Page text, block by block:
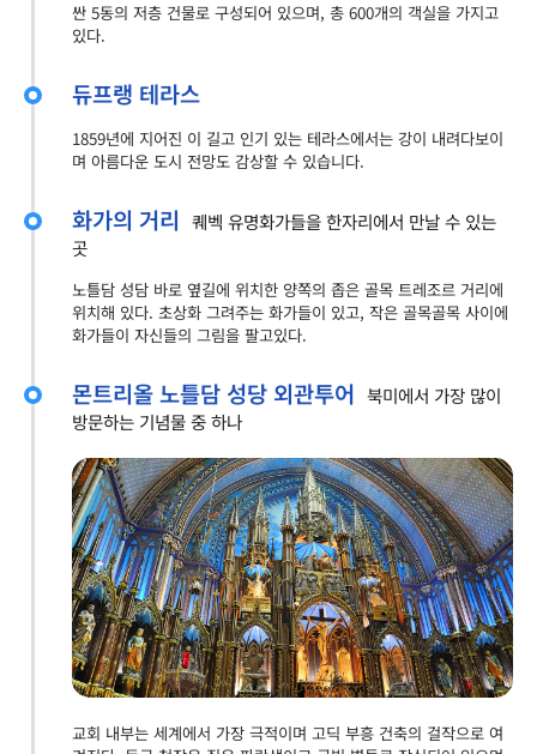
싼 5동의 저층 건물로 구성되어 있으며, 총 600개의 객실을 가지고
있다.
듀프랭 테라스
1859년에 지어진 이 길고 인기 있는 테라스에서는 강이 내려다보이
며 아름다운 도시 전망도 감상할 수 있습니다.
화가의 거리 퀘벡 유명화가들을 한자리에서 만날 수 있는
곳
노틀담 성담 바로 옆길에 위치한 양쪽의 좁은 골목 트레조르 거리에
위치해 있다. 초상화 그려주는 화가들이 있고, 작은 골목골목 사이에
화가들이 자신들의 그림을 팔고있다.
몬트리올 노틀담 성당 외관투어 북미에서 가장 많이
방문하는 기념물 중 하나
교회 내부는 세계에서 가장 극적이며 고딕 부흥 건축의 걸작으로 여